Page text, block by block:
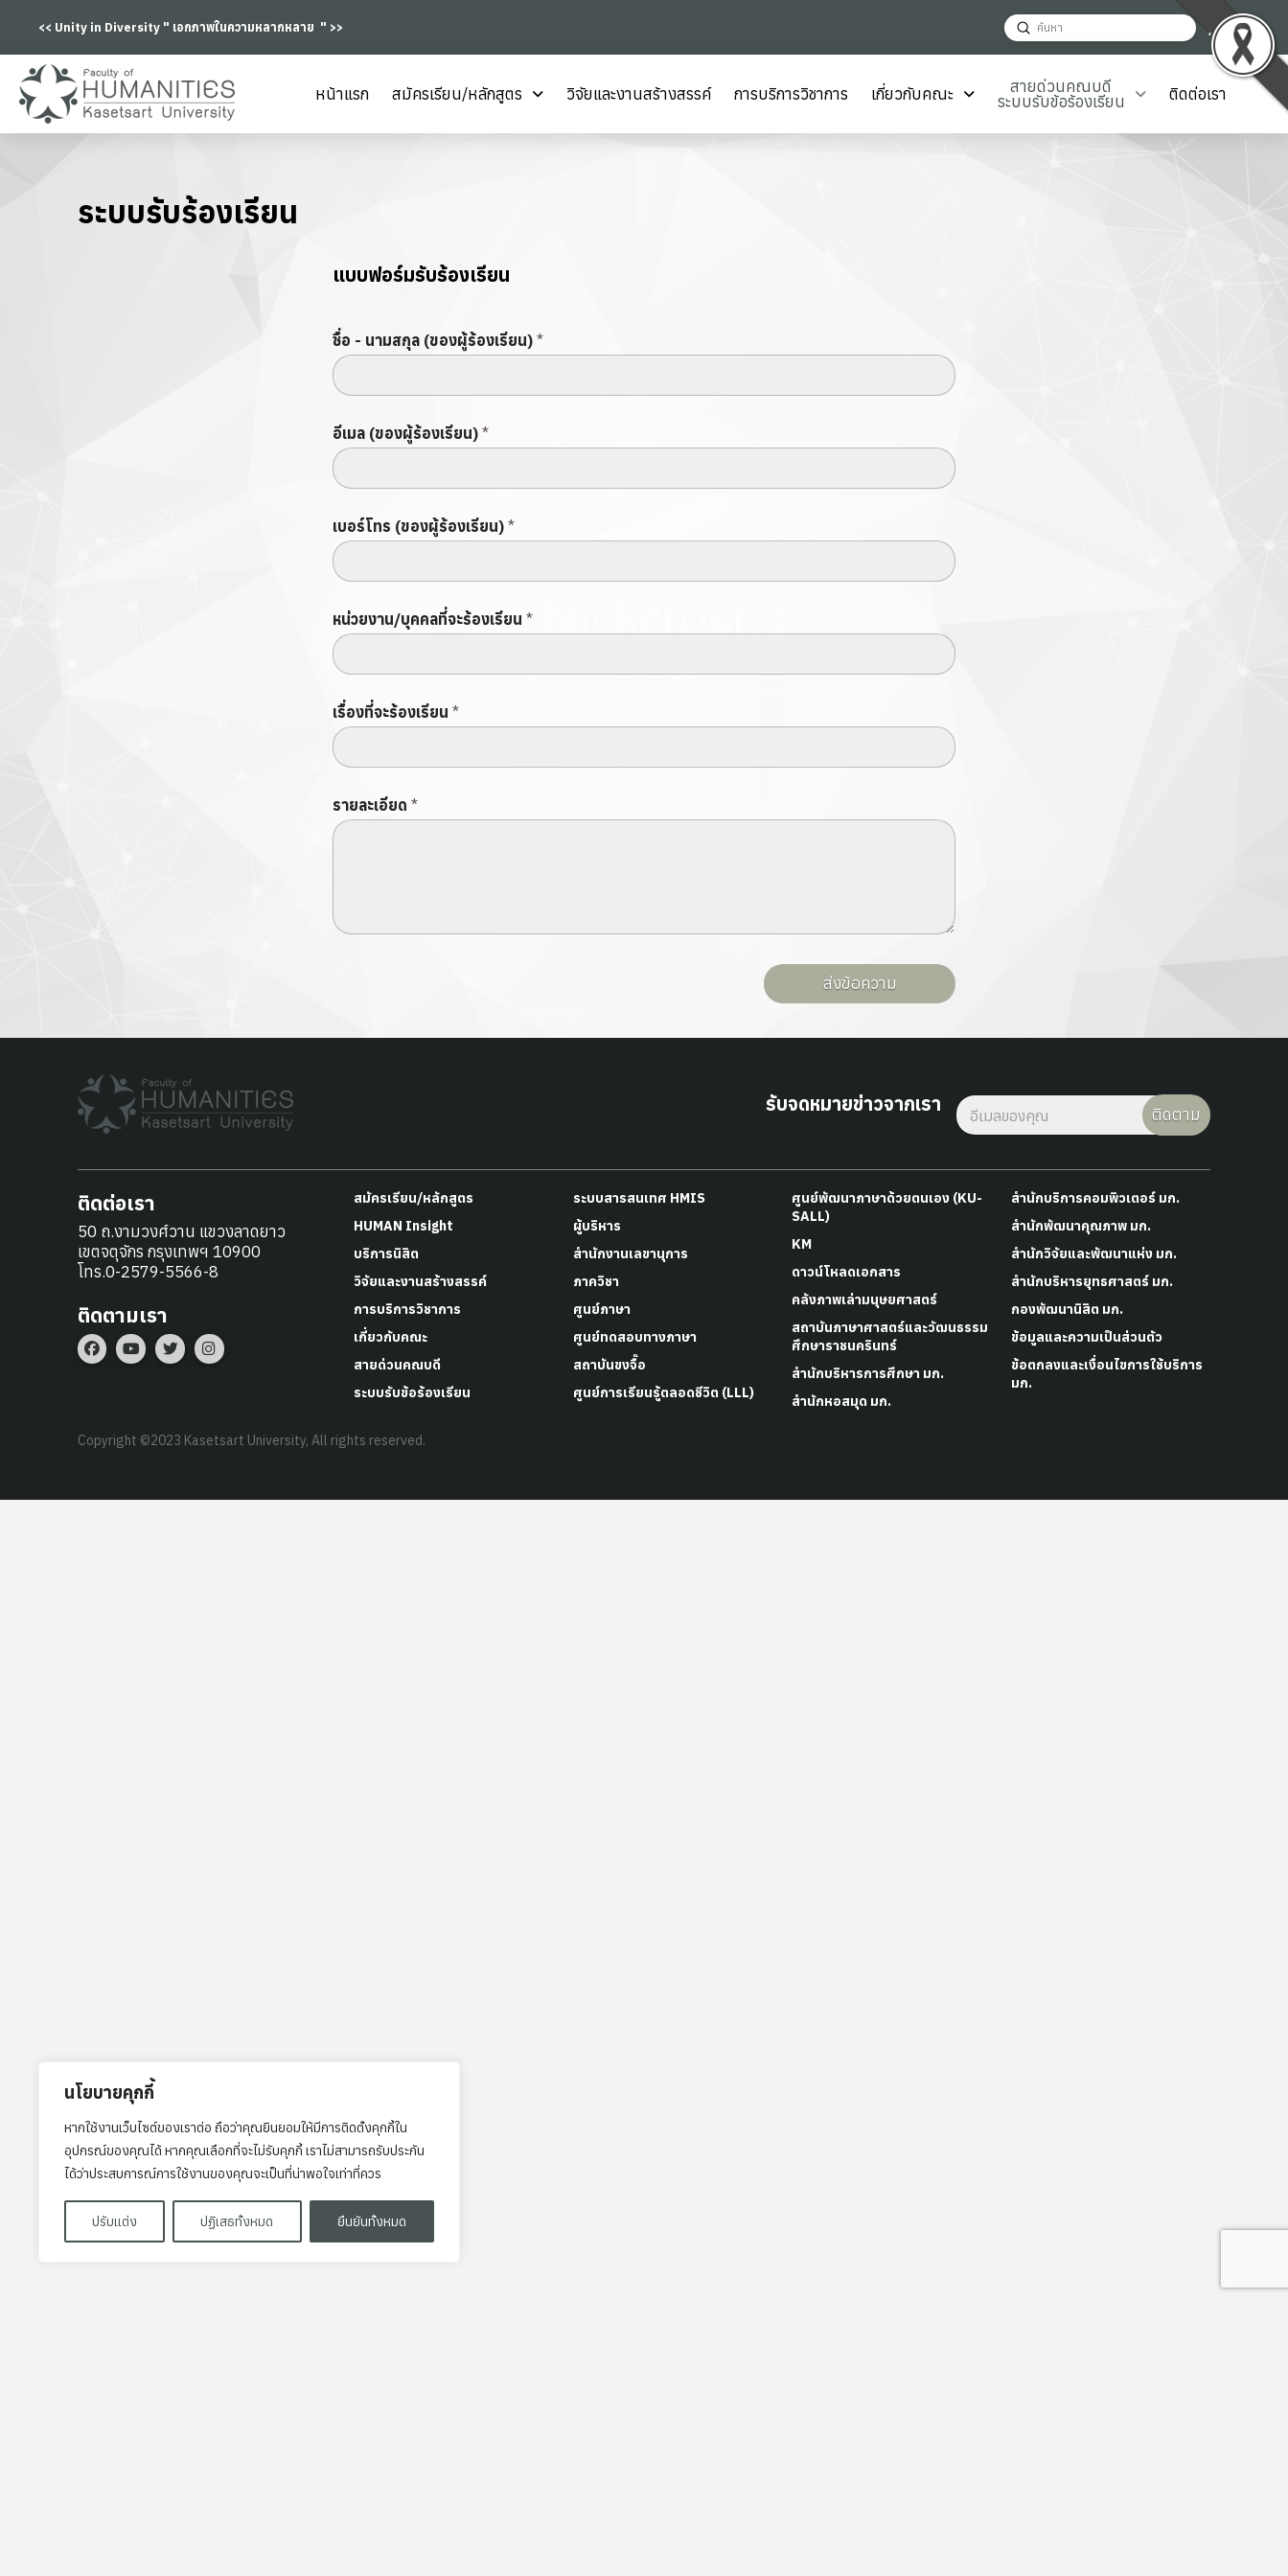
นโยบายคุกกี้
หากใช้งานเว็บไซต์ของเราต่อ ถือว่าคุณยินยอมให้มีการติดตั้งคุกกี้ใน
อุปกรณ์ของคุณได้ หากคุณเลือกที่จะไม่รับคุกกี้ เราไม่สามารถรับประกัน
ได้ว่าประสบการณ์การใช้งานของคุณจะเป็นที่น่าพอใจเท่าที่ควร
ปรับแต่ง ปฏิเสธทั้งหมด ยืนยันทั้งหมด
<< Unity in Diversity " เอกภาพในความหลากหลาย " >>
Search
Submit A
Decrease
font
size.
AReset
font
size.
A
หน้าแรก สมัครเรียน/หลักสูตร วิจัยและงานสร้างสรรค์ การบริการวิชาการ เกี่ยวกับคณะ สายด่วนคณบดี
ระบบรับข้อร้องเรียน ติดต่อเรา
ระบบรับร้องเรียน
แบบฟอร์มรับร้องเรียน
ชื่อ - นามสกุล (ของผู้ร้องเรียน) *
อีเมล (ของผู้ร้องเรียน) *
เบอร์โทร (ของผู้ร้องเรียน) *
หน่วยงาน/บุคคลที่จะร้องเรียน *
เรื่องที่จะร้องเรียน *
รายละเอียด *
ส่งข้อความ
รับจดหมายข่าวจากเรา ติดตาม
ติดต่อเรา
50 ถ.งามวงศ์วาน แขวงลาดยาว
เขตจตุจักร กรุงเทพฯ 10900
โทร.0-2579-5566-8
ติดตามเรา
สมัครเรียน/หลักสูตร
HUMAN Insight
บริการนิสิต
วิจัยและงานสร้างสรรค์
การบริการวิชาการ
เกี่ยวกับคณะ
สายด่วนคณบดี
ระบบรับข้อร้องเรียน
ระบบสารสนเทศ HMIS
ผู้บริหาร
สำนักงานเลขานุการ
ภาควิชา
ศูนย์ภาษา
ศูนย์ทดสอบทางภาษา
สถาบันขงจื๊อ
ศูนย์การเรียนรู้ตลอดชีวิต (LLL)
ศูนย์พัฒนาภาษาด้วยตนเอง (KU-
SALL)
KM
ดาวน์โหลดเอกสาร
คลังภาพเล่ามนุษยศาสตร์
สถาบันภาษาศาสตร์และวัฒนธรรม
ศึกษาราชนครินทร์
สำนักบริหารการศึกษา มก.
สำนักหอสมุด มก.
สำนักบริการคอมพิวเตอร์ มก.
สำนักพัฒนาคุณภาพ มก.
สำนักวิจัยและพัฒนาแห่ง มก.
สำนักบริหารยุทธศาสตร์ มก.
กองพัฒนานิสิต มก.
ข้อมูลและความเป็นส่วนตัว
ข้อตกลงและเงื่อนไขการใช้บริการ
มก.
Copyright ©2023 Kasetsart University, All rights reserved.